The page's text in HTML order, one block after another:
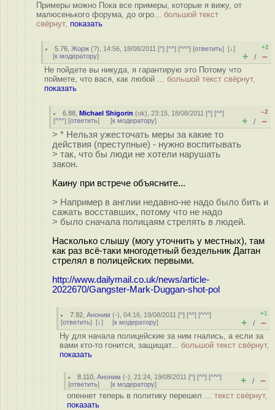
Примеры можно Пока все примеры, которые я вижу, от
малюсенького форума, до огро... большой текст
свёрнут, показать
5.76 ,Жорж (?), 14:56, 18/08/2011 [^] [^^] [^^^] [ответить][↓]
[к модератору]
+2
+ / –
Не пойдете вы никуда, я гарантирую это Потому что
поймете, что вася, как любой ... большой текст свёрнут,
показать
6.88 ,Michael Shigorin (ok), 23:15, 18/08/2011 [^] [^^]
[^^^] [ответить] [к модератору]
–2
+ / –
> * Нельзя ужесточать меры за какие то
действия (преступные) - нужно воспитывать
> так, что бы люди не хотели нарушать
закон.
Каину при встрече объясните...
> Например в англии недавно-не надо было бить и
сажать восставших, потому что не надо
> было сначала полицаям стрелять в людей.
Насколько слышу (могу уточнить у местных), там
как раз всё-таки многодетный бездельник Дагган
стрелял в полицейских первыми.
http://www.dailymail.co.uk/news/article-
2022670/Gangster-Mark-Duggan-shot-pol
7.92 ,Аноним (-), 04:16, 19/08/2011 [^] [^^] [^^^]
[ответить] [↓] [к модератору]
+1
+ / –
Ну для начала полицейские за ним гнались, а если за
вами кто-то гонится, защищат... большой текст свёрнут,
показать
8.110 ,Аноним (-), 21:24, 19/08/2011 [^] [^^] [^^^]
[ответить] [к модератору] + / –
опеннет теперь в политику перешел ... текст свёрнут,
показать